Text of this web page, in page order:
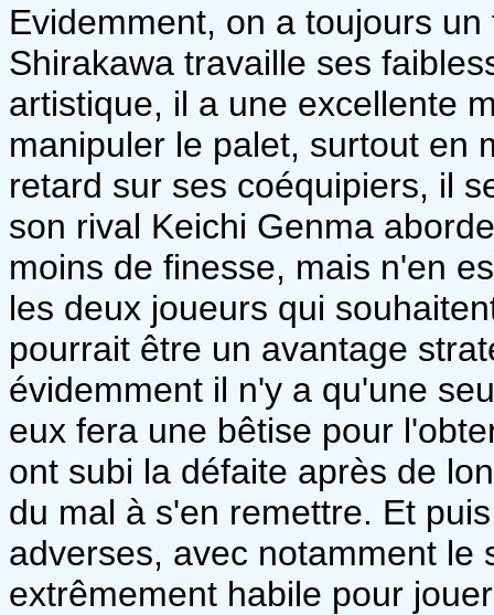
Evidemment, on a toujours
Shirakawa travaille ses
artistique, il a une excellente
manipuler le palet, surtout en
retard sur ses coéquipiers, il
son rival Keichi Genma
moins de finesse, mais n'en
les deux joueurs qui
pourrait être un avantage
évidemment il n'y a qu'une
eux fera une bêtise pour
ont subi la défaite après de
du mal à s'en remettre. Et
adverses, avec notamment le
extrêmement habile pour